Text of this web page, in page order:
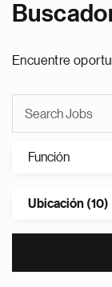
Encuentre
Función
Ubicación (10)